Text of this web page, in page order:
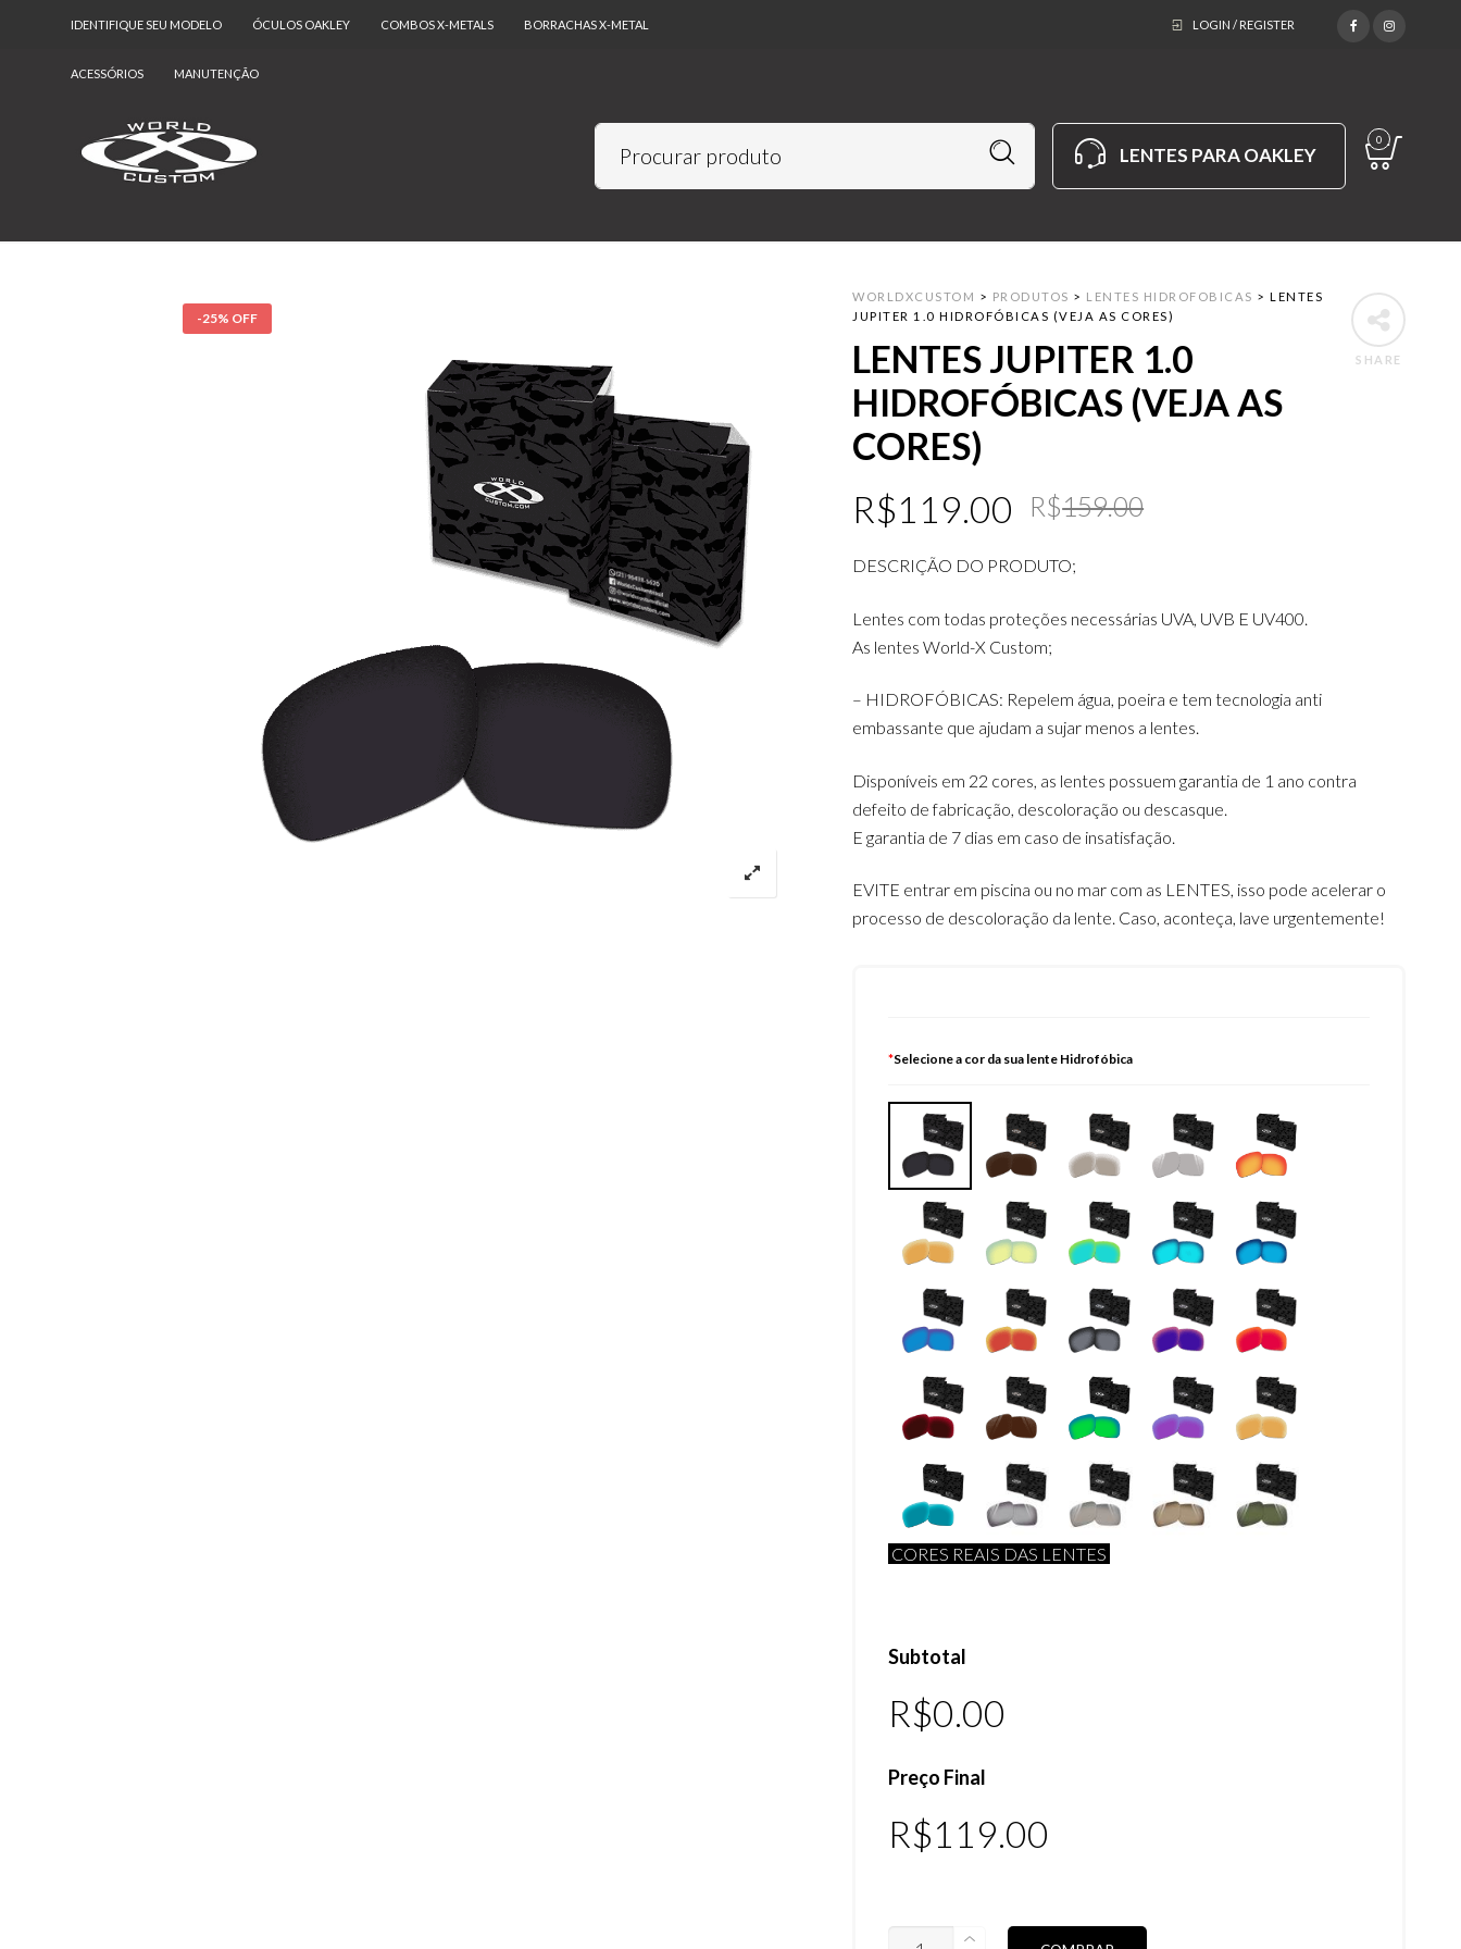
IDENTIFIQUE SEU MODELO ÓCULOS OAKLEY COMBOS X-METALS BORRACHAS X-METAL
ACESSÓRIOS MANUTENÇÃO
LOGIN / REGISTER
LENTES PARA OAKLEY
0
-25% OFF
SHARE
WORLDXCUSTOM > PRODUTOS > LENTES HIDROFOBICAS >LENTES
JUPITER 1.0 HIDROFÓBICAS (VEJA AS CORES)
LENTES JUPITER 1.0
HIDROFÓBICAS (VEJA AS
CORES)
R$159.00Original
R$159.00.
R$119.00
Current
R$119.00.
DESCRIÇÃO DO PRODUTO;
Lentes com todas proteções necessárias UVA, UVB E UV400.
As lentes World-X Custom;
– HIDROFÓBICAS: Repelem água, poeira e tem tecnologia anti
embassante que ajudam a sujar menos a lentes.
Disponíveis em 22 cores, as lentes possuem garantia de 1 ano contra
defeito de fabricação, descoloração ou descasque.
E garantia de 7 dias em caso de insatisfação.
EVITE entrar em piscina ou no mar com as LENTES, isso pode acelerar o
processo de descoloração da lente. Caso, aconteça, lave urgentemente!
*Selecione a cor da sua lente Hidrofóbica
CORES REAIS DAS LENTES
Subtotal
R$0.00
Preço Final
R$119.00